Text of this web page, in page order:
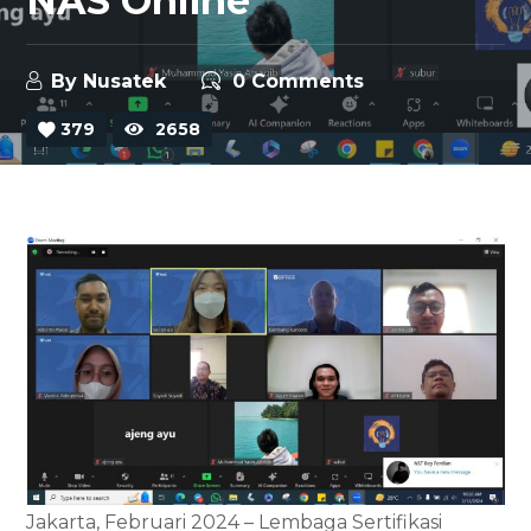
By Nusatek 0 Comments
379 2658
Jakarta, Februari 2024 – Lembaga Sertifikasi